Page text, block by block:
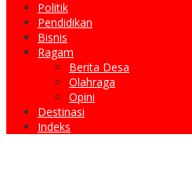
Politik
Pendidikan
Bisnis
Ragam
Berita Desa
Olahraga
Opini
Destinasi
Indeks